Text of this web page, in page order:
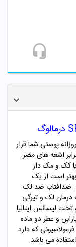
پوستی شما قرار
اشعه های مضر
کک و مک دار
است از یک
ضدافتاب ضد لک
درمان لک و تیرگی
لیسانس ایتالیا
و عطر دو ماده
که دارد
می باشد.